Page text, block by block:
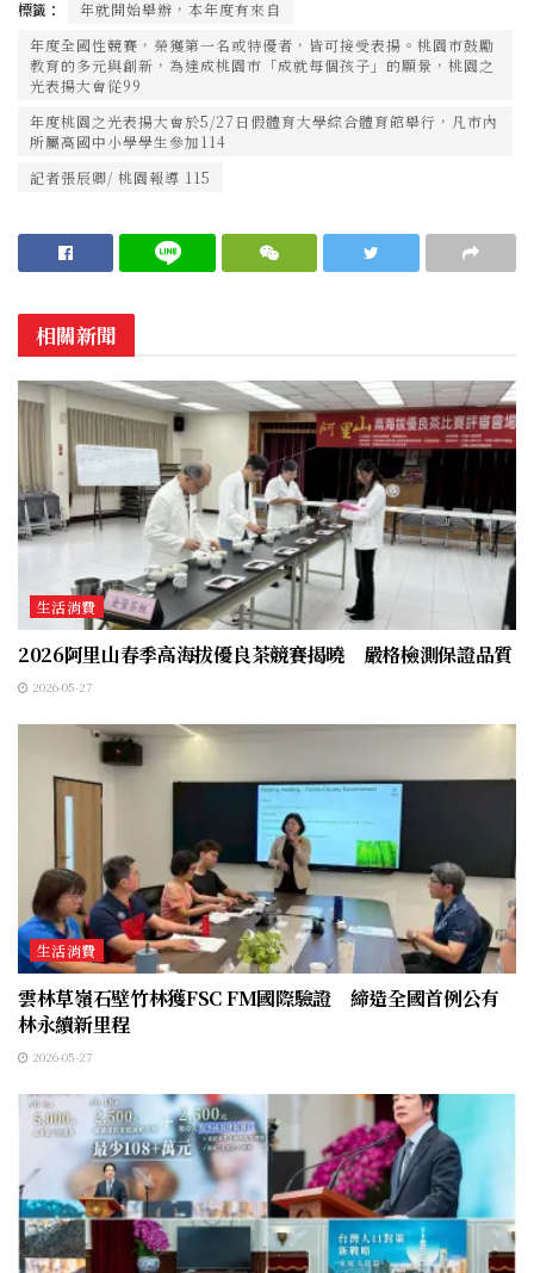
標籤：
年就開始舉辦，本年度有來自
年度全國性競賽，榮獲第一名或特優者，皆可接受表揚。桃園市鼓勵
教育的多元與創新，為達成桃園市「成就每個孩子」的願景，桃園之
光表揚大會從99
年度桃園之光表揚大會於5/27日假體育大學綜合體育館舉行，凡市內
所屬高國中小學學生參加114
記者張辰卿/ 桃園報導 115
相關新聞
生活消費
2026阿里山春季高海拔優良茶競賽揭曉 嚴格檢測保證品質
2026-05-27
生活消費
雲林草嶺石壁竹林獲FSC FM國際驗證 締造全國首例公有
林永續新里程
2026-05-27